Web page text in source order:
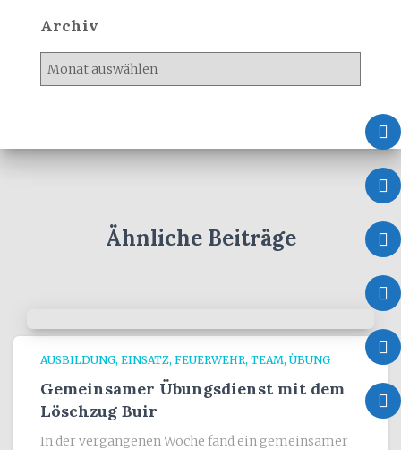
Archiv
v
Ähnliche Beiträge
AUSBILDUNG EINSATZ FEUERWEHR TEAM ÜBUNG
Gemeinsamer Übungsdienst mit dem
Löschzug Buir
In der vergangenen Woche fand ein gemeinsamer